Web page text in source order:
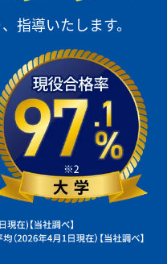
指導いたします。